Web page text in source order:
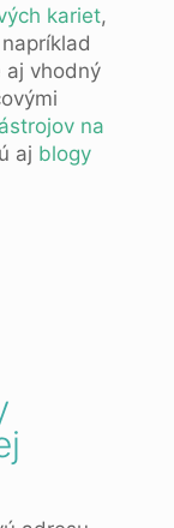
kariet,
aj vhodný
na
aj blogy